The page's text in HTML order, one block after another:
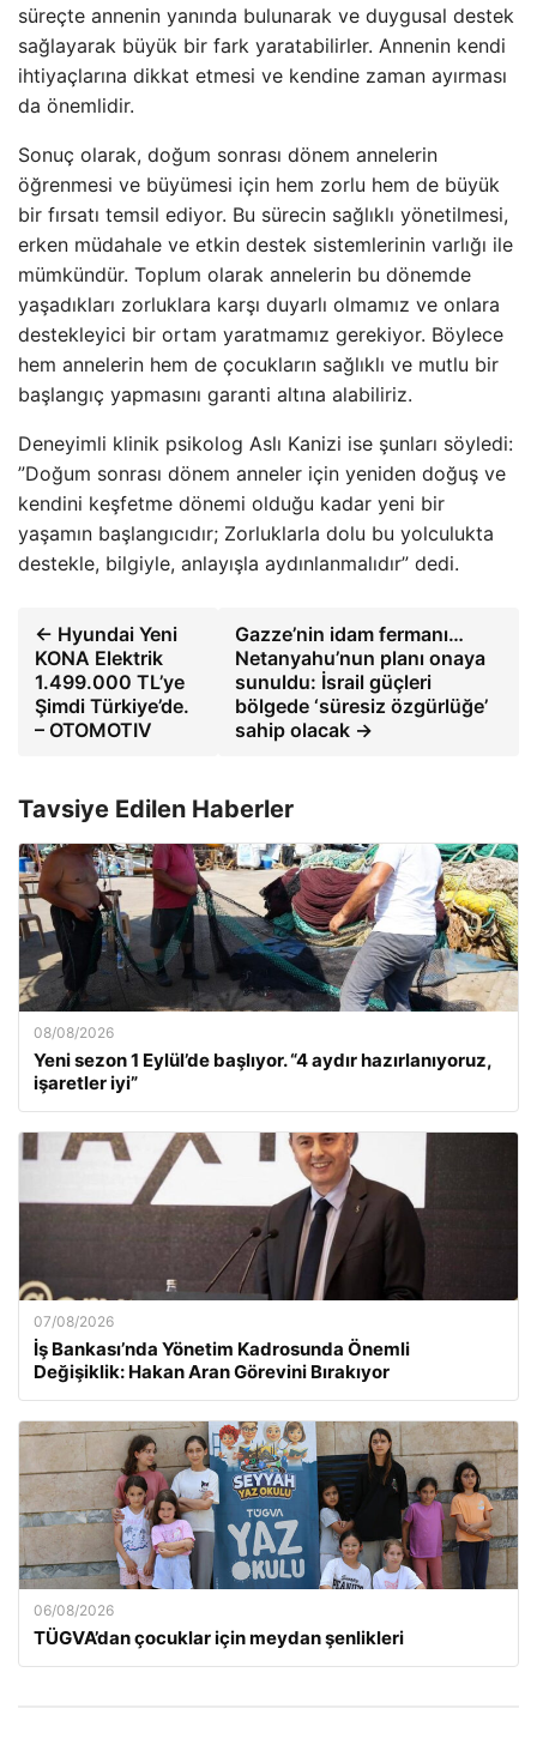
süreçte annenin yanında bulunarak ve duygusal destek
sağlayarak büyük bir fark yaratabilirler. Annenin kendi
ihtiyaçlarına dikkat etmesi ve kendine zaman ayırması
da önemlidir.
Sonuç olarak, doğum sonrası dönem annelerin
öğrenmesi ve büyümesi için hem zorlu hem de büyük
bir fırsatı temsil ediyor. Bu sürecin sağlıklı yönetilmesi,
erken müdahale ve etkin destek sistemlerinin varlığı ile
mümkündür. Toplum olarak annelerin bu dönemde
yaşadıkları zorluklara karşı duyarlı olmamız ve onlara
destekleyici bir ortam yaratmamız gerekiyor. Böylece
hem annelerin hem de çocukların sağlıklı ve mutlu bir
başlangıç ​​yapmasını garanti altına alabiliriz.
Deneyimli klinik psikolog Aslı Kanizi ise şunları söyledi:
”Doğum sonrası dönem anneler için yeniden doğuş ve
kendini keşfetme dönemi olduğu kadar yeni bir
yaşamın başlangıcıdır; Zorluklarla dolu bu yolculukta
destekle, bilgiyle, anlayışla aydınlanmalıdır” dedi.
← Hyundai Yeni
KONA Elektrik
1.499.000 TL’ye
Şimdi Türkiye’de.
– OTOMOTIV
Gazze’nin idam fermanı…
Netanyahu’nun planı onaya
sunuldu: İsrail güçleri
bölgede ‘süresiz özgürlüğe’
sahip olacak →
Tavsiye Edilen Haberler
08/08/2026
Yeni sezon 1 Eylül’de başlıyor. “4 aydır hazırlanıyoruz,
işaretler iyi”
07/08/2026
İş Bankası’nda Yönetim Kadrosunda Önemli
Değişiklik: Hakan Aran Görevini Bırakıyor
06/08/2026
TÜGVA’dan çocuklar için meydan şenlikleri